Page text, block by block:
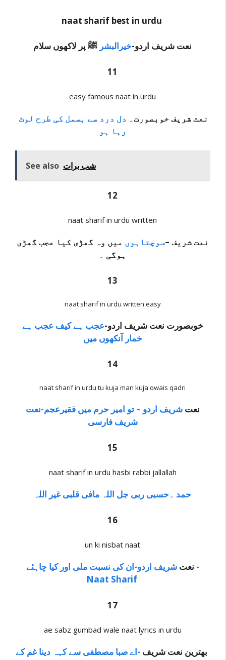
naat sharif best in urdu
نعت شریف اردو-خیرالبشر ﷺ پر لاکھوں سلام
11
easy famous naat in urdu
نعت شریف خوبصورت۔ دل درد سے بسمل کی طرح لوٹ
رہا ہو
See also شب برات
12
naat sharif in urdu written
نعت شریف –سوچتاہوں میں وہ گھڑی کیا عجب گھڑی
ہوگی ۔
13
naat sharif in urdu written easy
خوبصورت نعت شریف اردو-عجب ہے کیف عجب ہے
خمار آنکھوں میں
14
naat sharif in urdu tu kuja man kuja owais qadri
نعتشریف اردو – تو امیر حرم میں فقیرعجم-نعت
شریف فارسی
15
naat sharif in urdu hasbi rabbi jallallah
حمد ۔حسبی ربی جل اللہ مافی قلبی غیر اللہ
16
un ki nisbat naat
نعتشریف اردو-ان کی نسبت ملی اور کیا چاہئے -
Naat Sharif
17
ae sabz gumbad wale naat lyrics in urdu
بھترین نعت شریف